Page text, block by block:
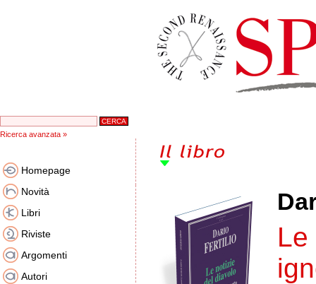
Ricerca avanzata »
Homepage
Novità
Libri
Riviste
Argomenti
Autori